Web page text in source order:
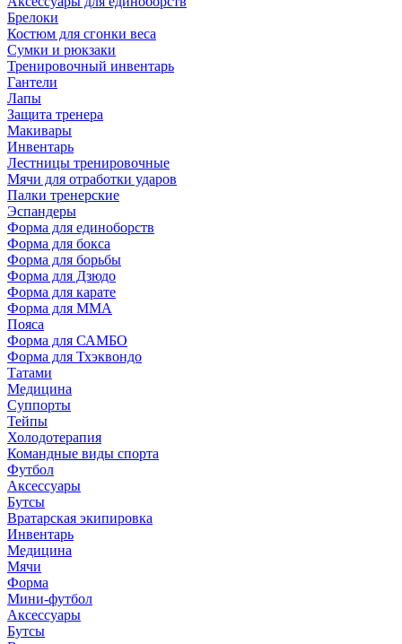
Брелоки
Костюм для сгонки веса
Сумки и рюкзаки
Тренировочный инвентарь
Гантели
Лапы
Защита тренера
Макивары
Инвентарь
Лестницы тренировочные
Мячи для отработки ударов
Палки тренерские
Эспандеры
Форма для единоборств
Форма для бокса
Форма для борьбы
Форма для Дзюдо
Форма для карате
Форма для MMA
Пояса
Форма для САМБО
Форма для Тхэквондо
Татами
Медицина
Суппорты
Тейпы
Холодотерапия
Командные виды спорта
Футбол
Аксессуары
Бутсы
Вратарская экипировка
Инвентарь
Медицина
Мячи
Форма
Мини-футбол
Аксессуары
Бутсы